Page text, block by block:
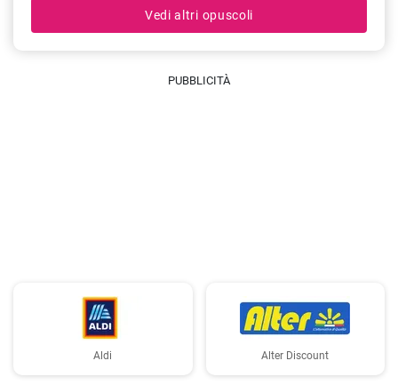
Vedi altri opuscoli
PUBBLICITÀ
Aldi Alter Discount